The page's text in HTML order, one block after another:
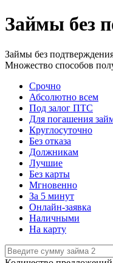
Займы без
Займы без
Множество способов
Срочно
Абсолютно всем
Под залог ПТС
Для погашения
Круглосуточно
Без отказа
Должникам
Лучшие
Без карты
Мгновенно
За 5 минут
Онлайн-заявка
Наличными
На карту